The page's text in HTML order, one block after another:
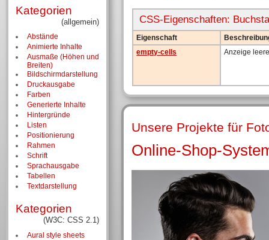
CSS-Eigenschaften:
Eigenschaft
empty-cells
Anzeige
Unsere Projekte für
Online-Shop-
Kategorien
(allgemein)
Abstände
Animierte Inhalte
Ausmaße (Höhen und
Breiten)
Bildschirm­darstellung
Druckausgabe
Farben
Generierte Inhalte
Hintergründe
Listen
Positionierung
Rahmen
Schrift
Sprachausgabe
Tabellen
Textdarstellung
Kategorien
(W3C: CSS 2.1)
Aural style sheets